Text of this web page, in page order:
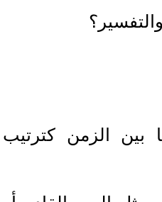
بين الزمن كترتيب